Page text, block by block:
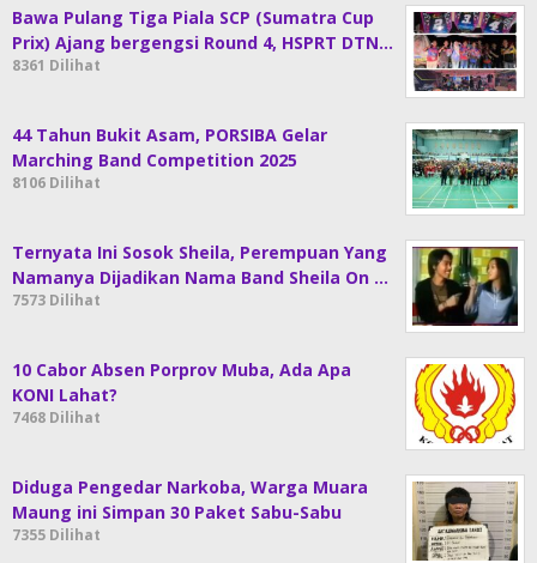
Bawa Pulang Tiga Piala SCP (Sumatra Cup
Prix) Ajang bergengsi Round 4, HSPRT DTN…
8361 Dilihat
44 Tahun Bukit Asam, PORSIBA Gelar
Marching Band Competition 2025
8106 Dilihat
Ternyata Ini Sosok Sheila, Perempuan Yang
Namanya Dijadikan Nama Band Sheila On …
7573 Dilihat
10 Cabor Absen Porprov Muba, Ada Apa
KONI Lahat?
7468 Dilihat
Diduga Pengedar Narkoba, Warga Muara
Maung ini Simpan 30 Paket Sabu-Sabu
7355 Dilihat